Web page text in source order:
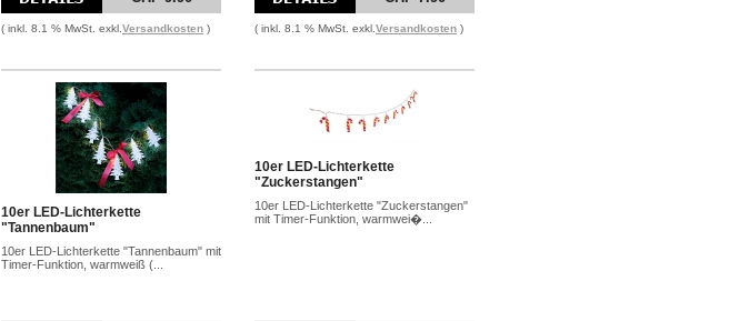
( inkl. 8.1 % MwSt. exkl. Versandkosten ) ( inkl. 8.1 % MwSt. exkl. Versandkosten )
10er LED-Lichterkette
"Tannenbaum"
10er LED-Lichterkette "Tannenbaum" mit
Timer-Funktion, warmweiß (...
10er LED-Lichterkette
"Zuckerstangen"
10er LED-Lichterkette "Zuckerstangen"
mit Timer-Funktion, warmwei�...